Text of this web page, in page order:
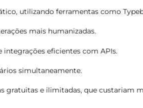
utilizando ferramentas como
mais humanizadas.
eficientes com APIs.
simultaneamente.
gratuitas e ilimitadas, que custariam